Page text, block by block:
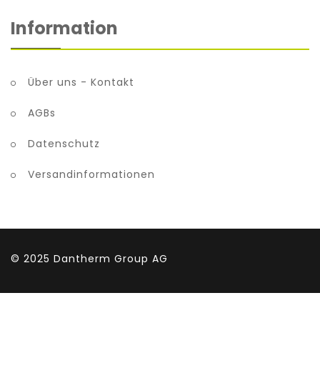
Information
Über uns - Kontakt
AGBs
Datenschutz
Versandinformationen
© 2025 Dantherm Group AG